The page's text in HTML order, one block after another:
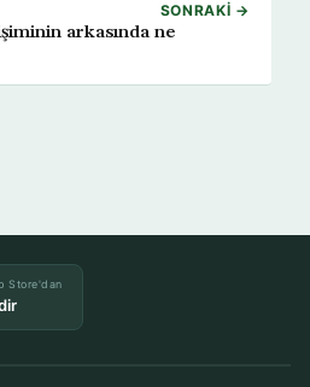
SONRAKI →
arkasında ne
Store'dan